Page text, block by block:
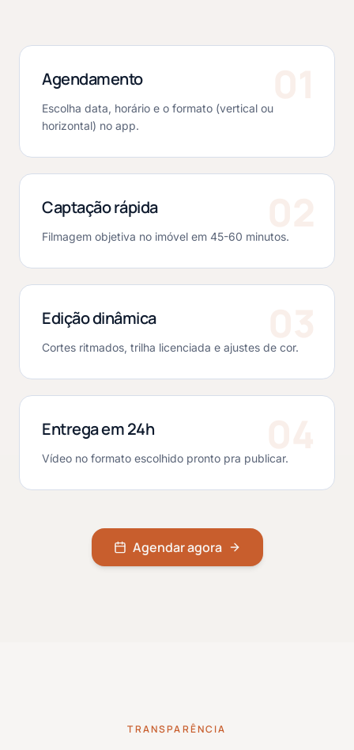
Agendamento
Escolha data, horário e o formato (vertical ou
horizontal) no app.
Captação rápida
Filmagem objetiva no imóvel em 45-60 minutos.
Edição dinâmica
Cortes ritmados, trilha licenciada e ajustes de cor.
Entrega em 24h
Vídeo no formato escolhido pronto pra publicar.
Agendar agora
TRANSPARÊNCIA